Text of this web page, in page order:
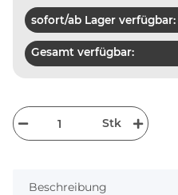
sofort/ab Lager verfügbar:
Gesamt verfügbar:
Stk
Beschreibung